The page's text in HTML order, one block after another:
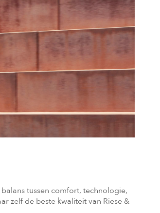
tussen comfort, technologie,
zelf de beste kwaliteit van Riese &